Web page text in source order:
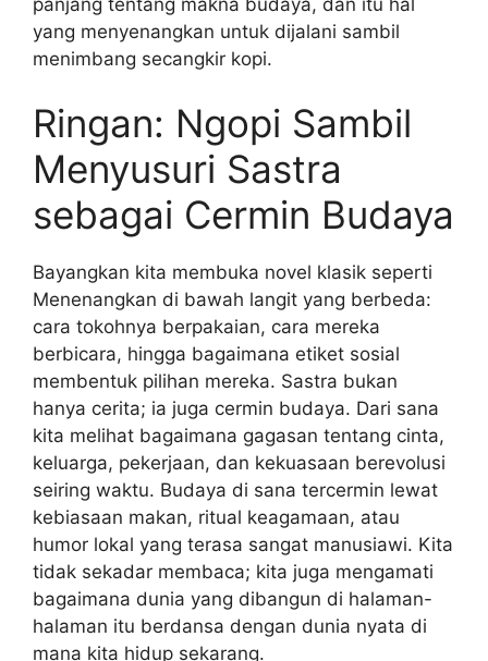
yang menyenangkan untuk dijalani sambil
menimbang secangkir kopi.
Ringan: Ngopi Sambil
Menyusuri Sastra
sebagai Cermin Budaya
Bayangkan kita membuka novel klasik seperti
Menenangkan di bawah langit yang berbeda:
cara tokohnya berpakaian, cara mereka
berbicara, hingga bagaimana etiket sosial
membentuk pilihan mereka. Sastra bukan
hanya cerita; ia juga cermin budaya. Dari sana
kita melihat bagaimana gagasan tentang cinta,
keluarga, pekerjaan, dan kekuasaan berevolusi
seiring waktu. Budaya di sana tercermin lewat
kebiasaan makan, ritual keagamaan, atau
humor lokal yang terasa sangat manusiawi. Kita
tidak sekadar membaca; kita juga mengamati
bagaimana dunia yang dibangun di halaman-
halaman itu berdansa dengan dunia nyata di
mana kita hidup sekarang.